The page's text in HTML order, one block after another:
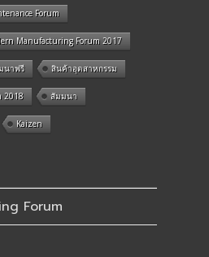
Forum
Manufacturing Forum 2017
นาฟรี สินค้าอุตสาหกรรม
2018 สัมมนา
Kaizen
Forum